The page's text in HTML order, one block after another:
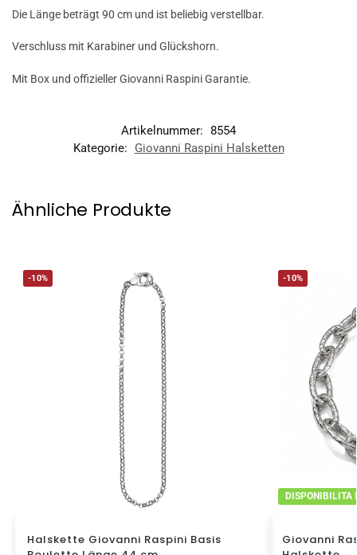
Die Länge beträgt 90 cm und ist beliebig verstellbar.
Verschluss mit Karabiner und Glückshorn.
Mit Box und offizieller Giovanni Raspini Garantie.
Artikelnummer: 8554
Kategorie:
Giovanni Raspini Halsketten
Ähnliche Produkte
-10%
Halskette Giovanni Raspini Basis
-10%
DISPONIBILITA
Giovanni